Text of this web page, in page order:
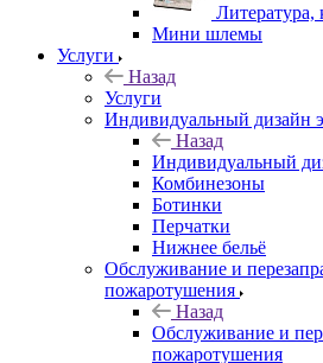
Литература,
Мини шлемы
Услуги
Назад
Услуги
Индивидуальный дизайн
Назад
Индивидуальный
Комбинезоны
Ботинки
Перчатки
Нижнее бельё
Обслуживание и
пожаротушения
Назад
Обслуживание и
пожаротушения